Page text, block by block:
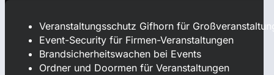
Veranstaltungsschutz Gifhorn für
Event-Security für Firmen-Veranstaltungen
Brandsicherheitswachen bei Events
Ordner und Doormen für Veranstaltungen